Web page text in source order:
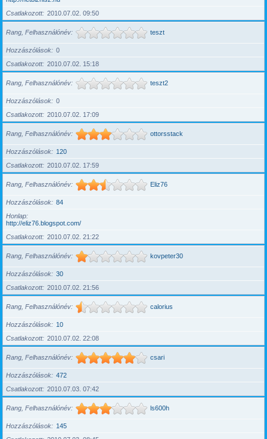
Csatlakozott
2010.07.02. 09:50
Rang, Felhasználónév teszt
Hozzászólások
0
Csatlakozott
2010.07.02. 15:18
Rang, Felhasználónév teszt2
Hozzászólások
0
Csatlakozott
2010.07.02. 17:09
Rang, Felhasználónév ottorsstack
Hozzászólások
120
Csatlakozott
2010.07.02. 17:59
Rang, Felhasználónév Eliz76
Hozzászólások
84
Honlap
http://eliz76.blogspot.com/
Csatlakozott
2010.07.02. 21:22
Rang, Felhasználónév kovpeter30
Hozzászólások
30
Csatlakozott
2010.07.02. 21:56
Rang, Felhasználónév calorius
Hozzászólások
10
Csatlakozott
2010.07.02. 22:08
Rang, Felhasználónév csari
Hozzászólások
472
Csatlakozott
2010.07.03. 07:42
Rang, Felhasználónév ls600h
Hozzászólások
145